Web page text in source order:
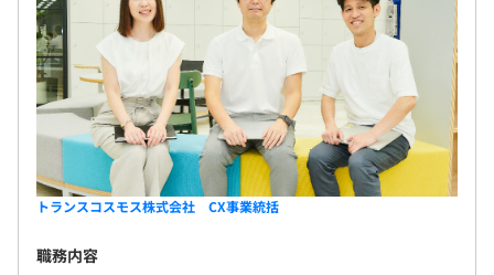
トランスコスモス株式会社 CX事業統括
職務内容